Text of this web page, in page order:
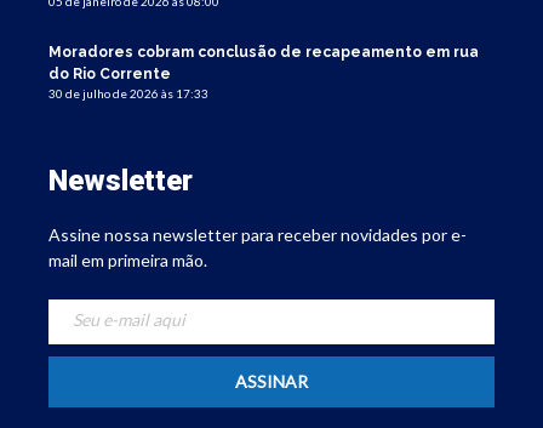
Moradores cobram conclusão de recapeamento em rua
do Rio Corrente
30 de julho de 2026 às 17:33
Newsletter
Assine nossa newsletter para receber novidades por e-
mail em primeira mão.